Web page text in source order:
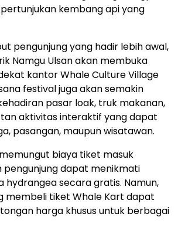
kembang api yang
pengunjung yang hadir lebih awal,
Namgu Ulsan akan membuka
kantor Whale Culture Village
festival juga akan semakin
pasar loak, truk makanan,
aktivitas interaktif yang dapat
pasangan, maupun wisatawan.
biaya tiket masuk
pengunjung dapat menikmati
hydrangea secara gratis. Namun,
membeli tiket Whale Kart dapat
harga khusus untuk berbagai